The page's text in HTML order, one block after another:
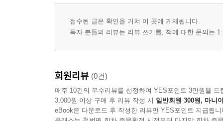
접수된 글은 확인을 거쳐 이 곳에 게재됩니다.
독자 분들의 리뷰는 리뷰 쓰기를, 책에 대한 문의는
회원리뷰 (0건)
매주 10건의 우수리뷰를 선정하여 YES포인트 3만원을 드
3,000원 이상 구매 후 리뷰 작성 시 일반회원 300원, 마니
eBook은 다운로드 후 작성한 리뷰만 YES포인트 지급됩니